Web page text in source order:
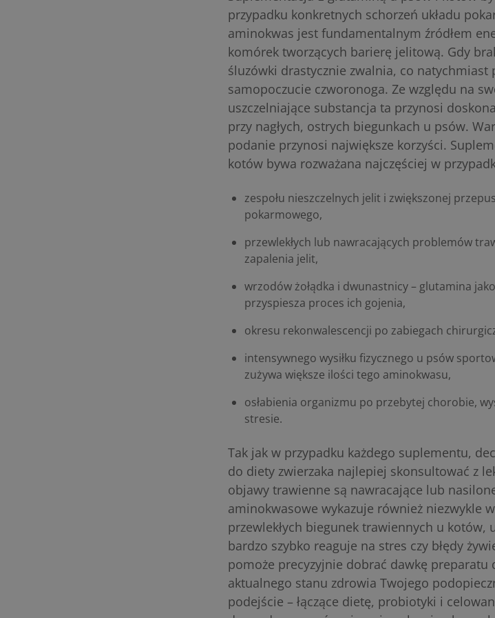
przypadku konkretnych schorzeń układu
aminokwas jest fundamentalnym źródłem
komórek tworzących barierę jelitową. Gdy
śluzówki drastycznie zwalnia, co natychmiast
samopoczucie czworonoga. Ze względu na
uszczelniające substancja ta przynosi
przy nagłych, ostrych biegunkach u psów.
podanie przynosi największe korzyści.
kotów bywa rozważana najczęściej w
zespołu nieszczelnych jelit i zwiększonej
pokarmowego,
przewlekłych lub nawracających problemów
zapalenia jelit,
wrzodów żołądka i dwunastnicy – glutamina
przyspiesza proces ich gojenia,
okresu rekonwalescencji po zabiegach
intensywnego wysiłku fizycznego u psów
zużywa większe ilości tego aminokwasu,
osłabienia organizmu po przebytej chorobie,
stresie.
Tak jak w przypadku każdego suplementu,
do diety zwierzaka najlepiej skonsultować z
objawy trawienne są nawracające lub
aminokwasowe wykazuje również niezwykle
przewlekłych biegunek trawiennych u kotów,
bardzo szybko reaguje na stres czy błędy
pomoże precyzyjnie dobrać dawkę preparatu
aktualnego stanu zdrowia Twojego
podejście – łączące dietę, probiotyki i